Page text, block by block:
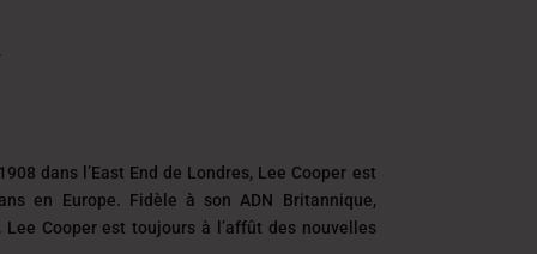
dans l’East End de Londres, Lee Cooper est
en Europe. Fidèle à son ADN Britannique,
Cooper est toujours à l’affût des nouvelles